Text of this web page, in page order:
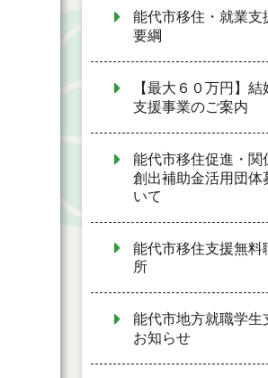
能代市移住・就業支
要綱
【最大６０万円】
支援事業のご案内
能代市移住促進・関
創出補助金活用団体
いて
能代市移住支援無料
所
能代市地方就職学生
お知らせ